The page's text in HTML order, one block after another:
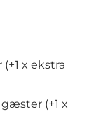
x ekstra
(+1 x